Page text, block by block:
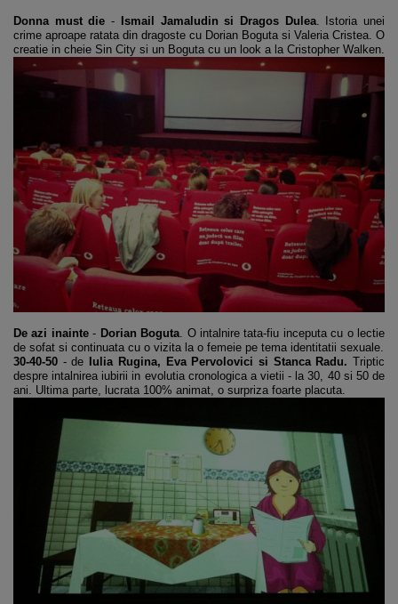
Donna must die- Ismail Jamaludin si Dragos Dulea. Istoria unei
crime aproape ratata din dragoste cu Dorian Boguta si Valeria Cristea. O
creatie in cheie Sin City si un Boguta cu un look a la Cristopher Walken.
De azi inainte- Dorian Boguta . O intalnire tata-fiu inceputa cu o lectie
de sofat si continuata cu o vizita la o femeie pe tema identitatii sexuale.
30-40-50 - de Iulia Rugina, Eva Pervolovici si Stanca Radu. Triptic
despre intalnirea iubirii in evolutia cronologica a vietii - la 30, 40 si 50 de
ani. Ultima parte, lucrata 100% animat, o surpriza foarte placuta.